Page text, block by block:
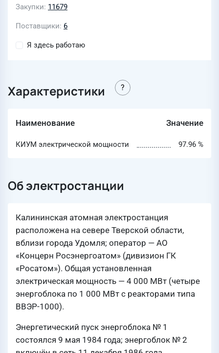
Закупки 11679
Поставщики 6
Я здесь работаю
Характеристики
Наименование Значение
КИУМ электрической мощности 97.96 %
Об электростанции
Калининская атомная электростанция
расположена на севере Тверской области,
вблизи города Удомля; оператор — АО
«Концерн Росэнергоатом» (дивизион ГК
«Росатом»). Общая установленная
электрическая мощность — 4 000 МВт (четыре
энергоблока по 1 000 МВт с реакторами типа
ВВЭР-1000).
Энергетический пуск энергоблока № 1
состоялся 9 мая 1984 года; энергоблок № 2